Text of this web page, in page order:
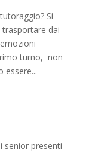
Si
trasportare dai
turno, non
essere...
senior presenti